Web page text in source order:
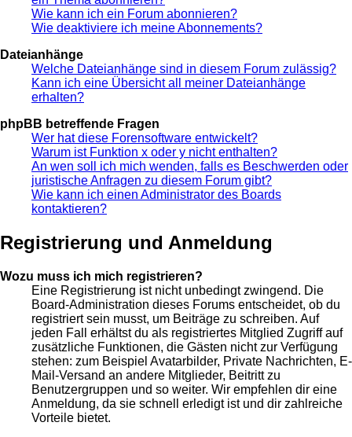
Wie kann ich ein Forum abonnieren?
Wie deaktiviere ich meine Abonnements?
Dateianhänge
Welche Dateianhänge sind in diesem Forum zulässig?
Kann ich eine Übersicht all meiner Dateianhänge
erhalten?
phpBB betreffende Fragen
Wer hat diese Forensoftware entwickelt?
Warum ist Funktion x oder y nicht enthalten?
An wen soll ich mich wenden, falls es Beschwerden oder
juristische Anfragen zu diesem Forum gibt?
Wie kann ich einen Administrator des Boards
kontaktieren?
Registrierung und Anmeldung
Wozu muss ich mich registrieren?
Eine Registrierung ist nicht unbedingt zwingend. Die
Board-Administration dieses Forums entscheidet, ob du
registriert sein musst, um Beiträge zu schreiben. Auf
jeden Fall erhältst du als registriertes Mitglied Zugriff auf
zusätzliche Funktionen, die Gästen nicht zur Verfügung
stehen: zum Beispiel Avatarbilder, Private Nachrichten, E-
Mail-Versand an andere Mitglieder, Beitritt zu
Benutzergruppen und so weiter. Wir empfehlen dir eine
Anmeldung, da sie schnell erledigt ist und dir zahlreiche
Vorteile bietet.